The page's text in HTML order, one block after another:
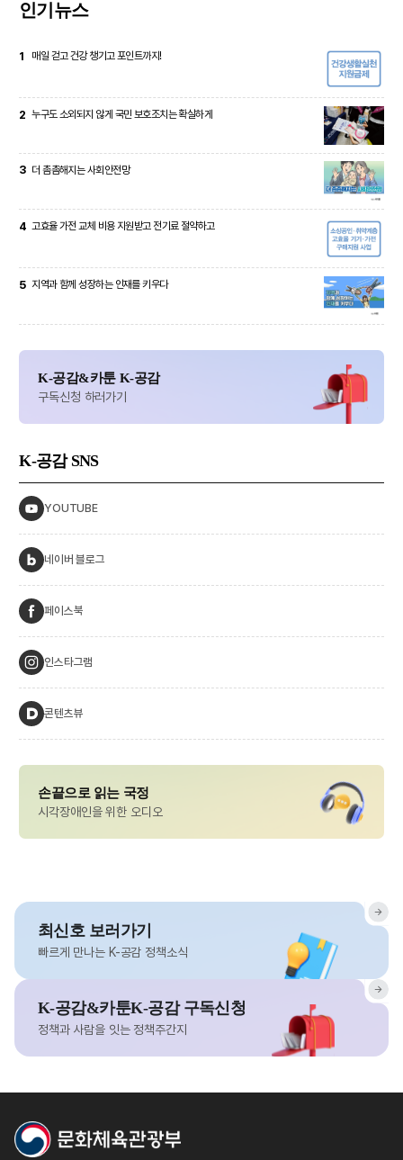
인기뉴스
1 매일 걷고 건강 챙기고 포인트까지!
2 누구도 소외되지 않게 국민 보호조치는 확실하게
3 더 촘촘해지는 사회안전망
4 고효율 가전 교체 비용 지원받고 전기료 절약하고
5 지역과 함께 성장하는 인재를 키우다
K-공감&카툰 K-공감
구독신청 하러가기
K-공감 SNS
YOUTUBE
네이버 블로그
페이스북
인스타그램
콘텐츠뷰
손끝으로 읽는 국정
시각장애인을 위한 오디오
최신호 보러가기
빠르게 만나는 K-공감 정책소식
K-공감&카툰K-공감 구독신청
정책과 사람을 잇는 정책주간지